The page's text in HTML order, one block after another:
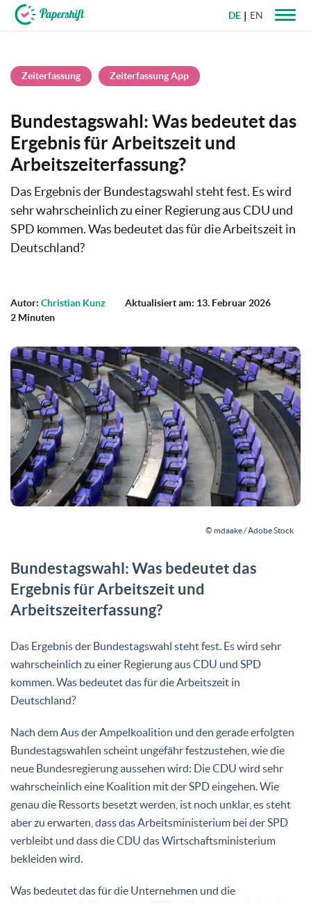
DE EN
Zeiterfassung Zeiterfassung App
Bundestagswahl: Was bedeutet das
Ergebnis für Arbeitszeit und
Arbeitszeiterfassung?
Das Ergebnis der Bundestagswahl steht fest. Es wird
sehr wahrscheinlich zu einer Regierung aus CDU und
SPD kommen. Was bedeutet das für die Arbeitszeit in
Deutschland?
Autor: Christian Kunz
Aktualisiert am: 13. Februar 2026
2 Minuten
© mdaake / Adobe Stock
Bundestagswahl: Was bedeutet das
Ergebnis für Arbeitszeit und
Arbeitszeiterfassung?
Das Ergebnis der Bundestagswahl steht fest. Es wird sehr
wahrscheinlich zu einer Regierung aus CDU und SPD
kommen. Was bedeutet das für die Arbeitszeit in
Deutschland?
Nach dem Aus der Ampelkoalition und den gerade erfolgten
Bundestagswahlen scheint ungefähr festzustehen, wie die
neue Bundesregierung aussehen wird: Die CDU wird sehr
wahrscheinlich eine Koalition mit der SPD eingehen. Wie
genau die Ressorts besetzt werden, ist noch unklar, es steht
aber zu erwarten, dass das Arbeitsministerium bei der SPD
verbleibt und dass die CDU das Wirtschaftsministerium
bekleiden wird.
Was bedeutet das für die Unternehmen und die